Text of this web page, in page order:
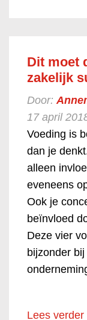
Dit moet
zakelijk
Door:
17 april
Voeding is
dan je
alleen
eveneens
Ook je
beïnvloed
Deze vier
bijzonder
Lees verder